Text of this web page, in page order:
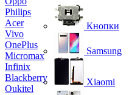
Philips
Acer
Vivo
OnePlus
Micromax
Infinix
Blackberry
Oukitel
Кнопки
Samsung
Xiaomi